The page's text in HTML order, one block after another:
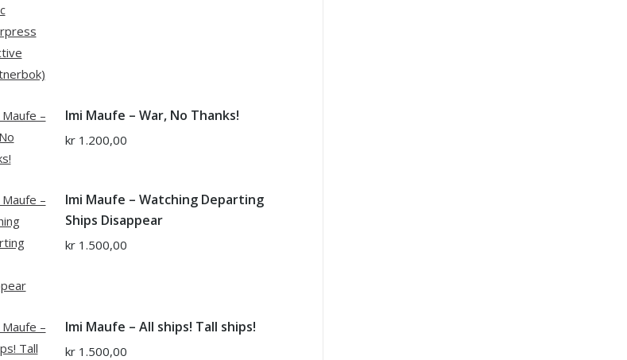
Imi Maufe – War, No Thanks!
kr1.200,00
Imi Maufe – Watching Departing
Ships Disappear
kr1.500,00
Imi Maufe – All ships! Tall ships!
kr1.500,00